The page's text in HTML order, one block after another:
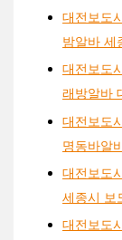
대전보도
밤알바 세
대전보도
래방알바
대전보도
명동바알
대전보도
세종시 보
대전보도